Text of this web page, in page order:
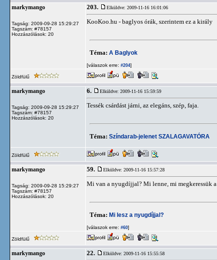
markymango
Tagság: 2009-09-28 15:29:27
Tagszám: #78157
Hozzászólások: 20
203. Elküldve: 2009-11-16 16:01:06
KooKoo.hu - baglyos órák, szerintem ez a király
Téma: A Baglyok
[válaszok erre: #204]
Zöldfülű
markymango
Tagság: 2009-09-28 15:29:27
Tagszám: #78157
Hozzászólások: 20
6. Elküldve: 2009-11-16 15:59:59
Tessék csárdást járni, az elegáns, szép, faja.
Téma: Színdarab-jelenet SZALAGAVATÓRA
Zöldfülű
markymango
Tagság: 2009-09-28 15:29:27
Tagszám: #78157
Hozzászólások: 20
59. Elküldve: 2009-11-16 15:57:28
Mi van a nyugdíjjal? Mi lenne, mi megkeressük
Téma: Mi lesz a nyugdíjjal?
[válaszok erre: #60]
Zöldfülű
markymango 22. Elküldve: 2009-11-16 15:55:58